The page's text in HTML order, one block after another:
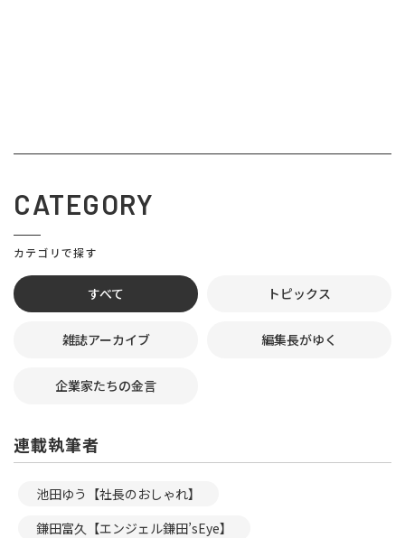
CATEGORY
カテゴリで探す
すべて トピックス
雑誌アーカイブ 編集長がゆく
企業家たちの金言
連載執筆者
池田ゆう【社長のおしゃれ】
鎌田富久【エンジェル鎌田’sEye】